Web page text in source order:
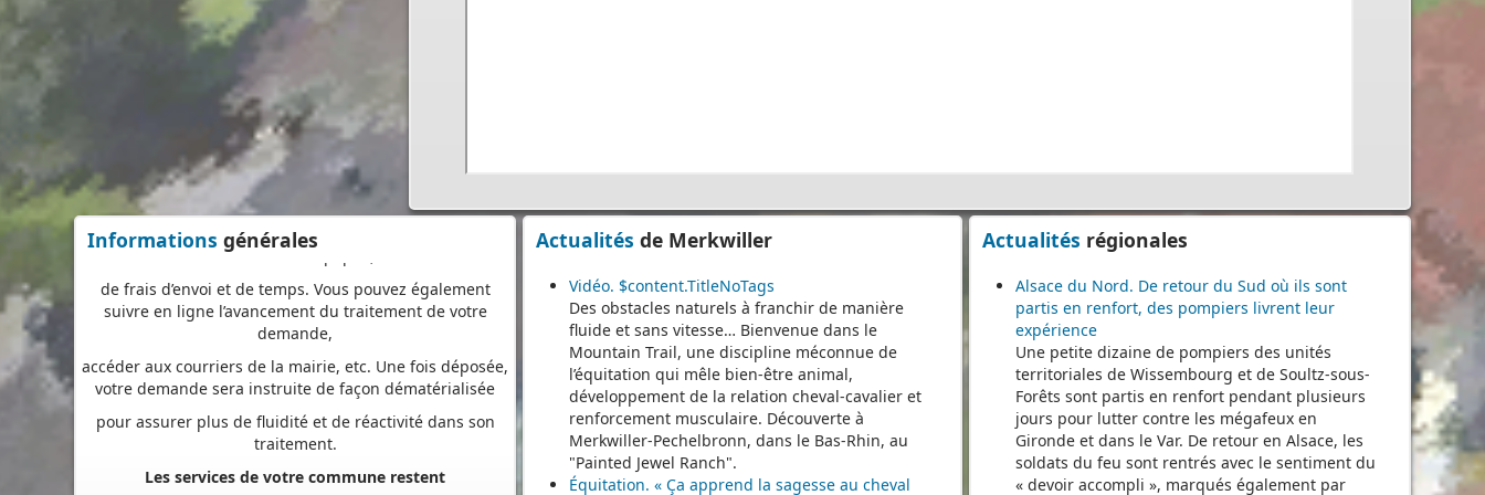
Informations générales
à tout moment et où que vous soyez, dans le cadre
d’une démarche simplifiée.
Plus besoin d’imprimer vos demandes en de multiples
exemplaires, d’envoyer des plis en recommandé avec
accusé de réception
ou de vous déplacer aux horaires d’ouverture de votre
mairie : en déposant en ligne, vous réaliserez des
économies de papier,
de frais d’envoi et de temps. Vous pouvez également
suivre en ligne l’avancement du traitement de votre
demande,
accéder aux courriers de la mairie, etc. Une fois déposée,
votre demande sera instruite de façon dématérialisée
traitement.
vos interlocuteurs de proximité
pour vous guider avant le dépôt de votre dossier, mais
Actualités de Merkwiller
Vidéo. $content.TitleNoTags
Des obstacles naturels à franchir de manière
fluide et sans vitesse… Bienvenue dans le
Mountain Trail, une discipline méconnue de
l’équitation qui mêle bien-être animal,
développement de la relation cheval-cavalier et
renforcement musculaire. Découverte à
Merkwiller-Pechelbronn, dans le Bas-Rhin, au
"Painted Jewel Ranch".
Équitation. « Ça apprend la sagesse au cheval
Actualités régionales
Alsace du Nord. De retour du Sud où ils sont
partis en renfort, des pompiers livrent leur
expérience
Une petite dizaine de pompiers des unités
territoriales de Wissembourg et de Soultz-sous-
Forêts sont partis en renfort pendant plusieurs
jours pour lutter contre les mégafeux en
Gironde et dans le Var. De retour en Alsace, les
soldats du feu sont rentrés avec le sentiment du
« devoir accompli », marqués également par